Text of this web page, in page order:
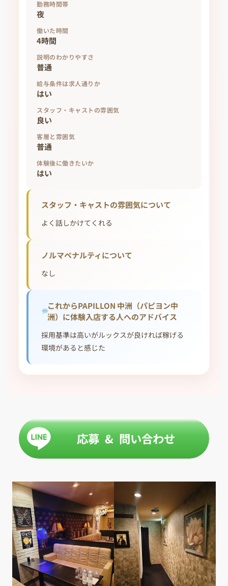
勤務時間帯
夜
働いた時間
4時間
説明のわかりやすさ
普通
給与条件は求人通りか
はい
スタッフ・キャストの雰囲気
良い
客層と雰囲気
普通
体験後に働きたいか
はい
スタッフ・キャストの雰囲気について
よく話しかけてくれる
ノルマペナルティについて
なし
これからPAPILLON 中洲（パピヨン中
洲）に体験入店する人へのアドバイス
採用基準は高いがルックスが良ければ稼げる
環境があると感じた
応募 & 問い合わせ